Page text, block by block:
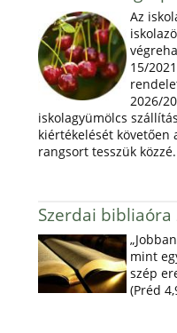
Az
15/
2026/
iskolagyümölcs
kiértékelését
rangsort tesszük közzé.
Szerdai bibliaóra
mint
szép
(Préd